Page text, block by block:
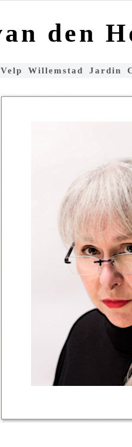
den
Velp Willemstad Jardin